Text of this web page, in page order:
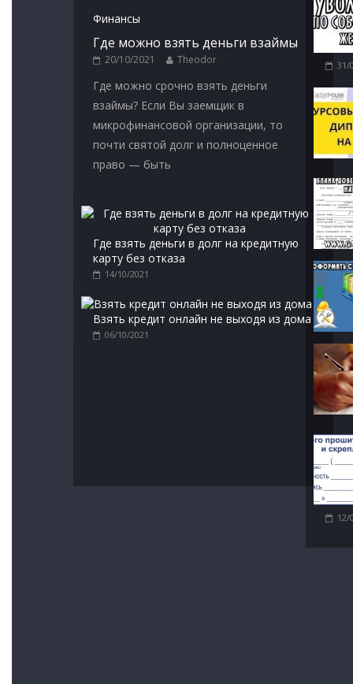
Финансы
Где можно взять деньги взаймы
20/10/2021 Theodor
Где можно срочно взять деньги
взаймы? Если Вы заемщик в
микрофинансовой организации, то
почти святой долг и полноценное
право — быть
Где взять деньги в долг на кредитную
карту без отказа
14/10/2021
Взять кредит онлайн не выходя из дома
06/10/2021
31/
12/